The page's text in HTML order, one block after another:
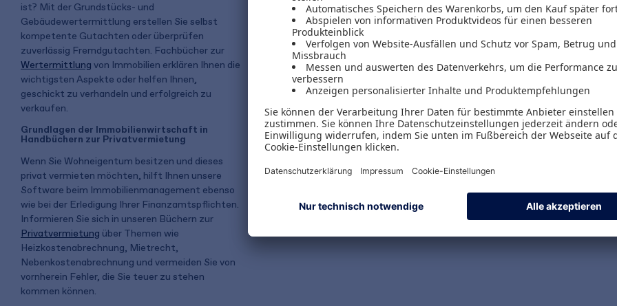
ist? Mit der Grundstücks- und
Gebäudewertermittlung erstellen Sie selbst
kompetente Gutachten oder überprüfen
zuverlässig Fremdgutachten. Fachbücher zur
Wertermittlung von Immobilien erklären Ihnen die
wichtigsten Aspekte oder helfen Ihnen,
geschickt zu verhandeln und erfolgreich zu
verkaufen.
Grundlagen der Immobilienwirtschaft in
Handbüchern zur Privatvermietung
Wenn Sie Wohneigentum besitzen und dieses
privat vermieten möchten, hilft Ihnen unsere
Software beim Immobilienmanagement ebenso
wie bei der Erledigung Ihrer Finanzamtspflichten.
Informieren Sie sich in unseren Büchern zur
Privatvermietung über Themen wie
Heizkostenabrechnung, Mietrecht,
Nebenkostenabrechnung und vermeiden Sie von
vornherein Fehler, die Sie teuer zu stehen
kommen können.